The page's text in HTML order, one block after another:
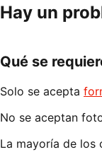
Hay un
Qué se
Solo se acepta
No se aceptan
La mayoría de los